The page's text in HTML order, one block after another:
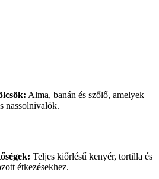
Alma, banán és szőlő, amelyek
nassolnivalók.
Teljes kiőrlésű kenyér, tortilla és
étkezésekhez.